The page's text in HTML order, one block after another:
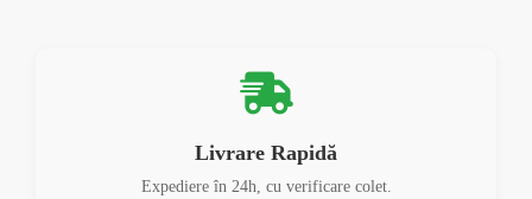
Livrare Rapidă
Expediere în 24h, cu verificare colet.